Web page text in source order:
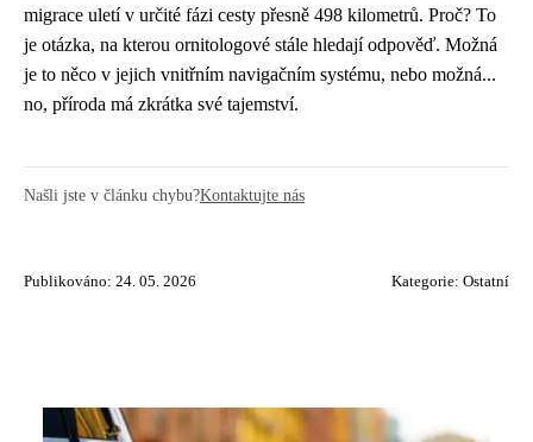
migrace uletí v určité fázi cesty přesně 498 kilometrů. Proč? To
je otázka, na kterou ornitologové stále hledají odpověď. Možná
je to něco v jejich vnitřním navigačním systému, nebo možná...
no, příroda má zkrátka své tajemství.
Našli jste v článku chybu?Kontaktujte nás
Publikováno: 24. 05. 2026 Kategorie: Ostatní